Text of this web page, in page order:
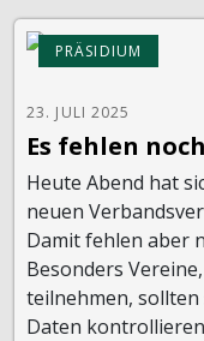
PRÄSIDIUM
23. JULI 2025
Es fehlen
Heute Abend hat
neuen
Damit fehlen aber
Besonders
teilnehmen,
Daten